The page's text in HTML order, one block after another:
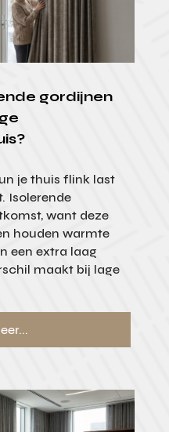
gordijnen
je thuis flink last
Isolerende
want deze
houden warmte
een extra laag
maakt bij lage